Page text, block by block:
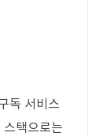
독 서비스
택으로는